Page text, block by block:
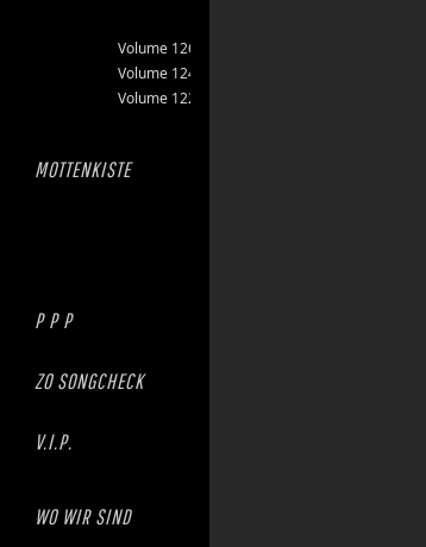
Volume 126
Volume 124
Volume 122
MOTTENKISTE
P P P
ZO SONGCHECK
V.I.P.
WO WIR SIND